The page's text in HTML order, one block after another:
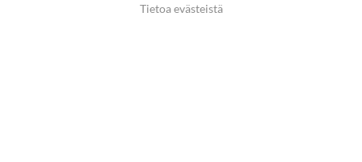
Tietoa evästeistä